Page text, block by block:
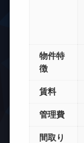
物件特
徴
賃料
管理費
間取り